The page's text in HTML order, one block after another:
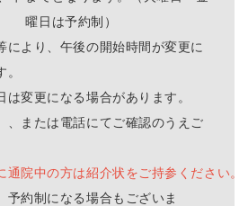
曜日は予約制）
により、午後の開始時間が変更に
は変更になる場合があります。
、または電話にてご確認のうえご
通院中の方は紹介状をご持参ください。
予約制になる場合もございま